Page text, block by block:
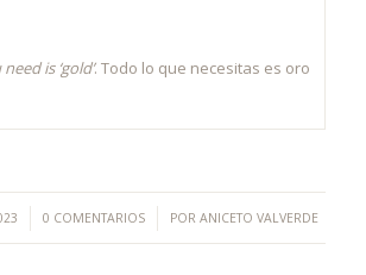
is ‘gold’. Todo lo que necesitas es oro
0 COMENTARIOS
/ PORANICETO VALVERDE